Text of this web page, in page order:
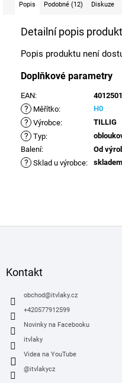
Popis Podobné (12) Diskuze
Detailní popis
Popis produktu není
Doplňkové parametry
EAN:
? Měřítko: H0
? Výrobce: TILLIG
? Typ:
Balení: Od
? Sklad u výrobce:
Kontakt
obchod@itvlaky.cz
+420577912599
Novinky na Facebooku
itvlaky
Videa na YouTube
@itvlakycz